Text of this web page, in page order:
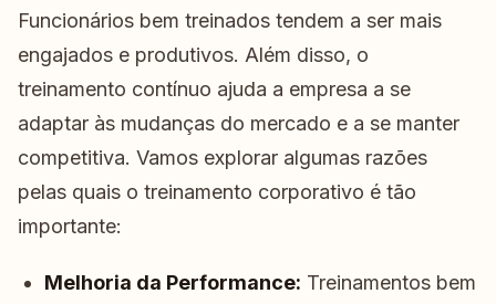
Funcionários bem treinados tendem a ser mais
engajados e produtivos. Além disso, o
treinamento contínuo ajuda a empresa a se
adaptar às mudanças do mercado e a se manter
competitiva. Vamos explorar algumas razões
pelas quais o treinamento corporativo é tão
importante:
Melhoria da Performance: Treinamentos bem